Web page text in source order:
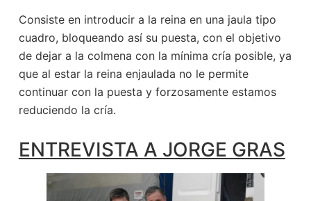
Consiste en introducir a la reina en una jaula tipo
cuadro, bloqueando así su puesta, con el objetivo
de dejar a la colmena con la mínima cría posible, ya
que al estar la reina enjaulada no le permite
continuar con la puesta y forzosamente estamos
reduciendo la cría.
ENTREVISTA A JORGE GRAS